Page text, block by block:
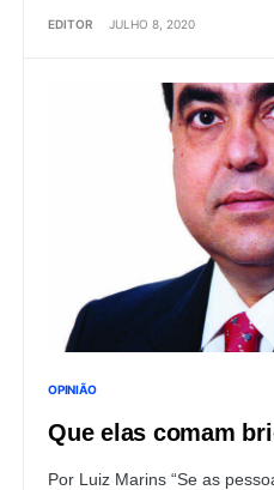
EDITOR JULHO 8, 2020
OPINIÃO
Que elas comam
Por Luiz Marins “Se as